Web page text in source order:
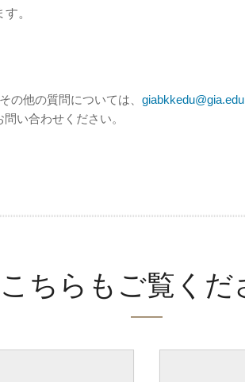
。
の他の質問については、 giabkkedu@gia.edu
い合わせください。
こちらもご覧くだ